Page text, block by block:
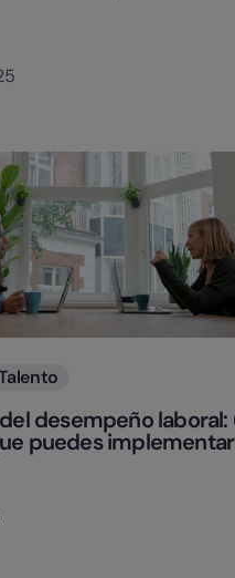
desempeño laboral:
puedes implementar